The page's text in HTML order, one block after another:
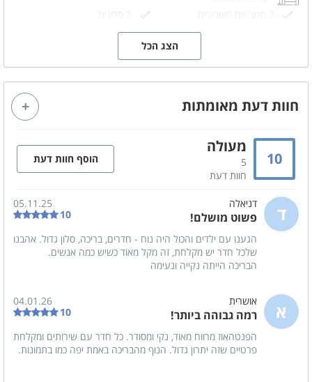
2 מטבחים מאובזרים
2 סלונים
קהל יעד
לא מתאים לבני נוער
לא מתאים למסיבות
שבתות חתן
מטבח מאובזר
מיקרוגל
מתקן מים
מקרר
2 תנורי אפייה
נוף
הצג הכל
חוות דעת מאומתות
10
מעולה
5
חוות דעת
הוסף חוות דעת
ד דניאלה
פשוט מושלם!
05.11.25
10
הגענו עם ילדים והכול היה נוח - חדרים, בריכה, סלון גדול. אהבנו
שלכל חדר יש מקלחת, זה מקל מאוד כשיש כמה אנשים.
הבריכה הייתה נקייה ונעימה
א אושרית
רמה גבוהה ביותר!
04.01.26
10
הפנטהאוז מרווח מאוד, נקי ומסודר. כל חדר עם שירותים ומקלחת
פרטיים שזה יתרון גדול. הנוף מהבריכה באמת יפה כמו בתמונות.